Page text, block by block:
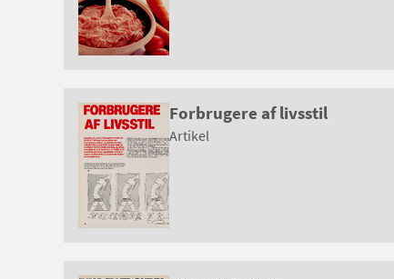
Forbrugere af livsstil
Artikel